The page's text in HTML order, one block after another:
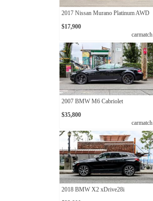
2017 Nissan Murano Platinum AWD
$17,900
carmatch
2007 BMW M6 Cabriolet
$35,800
carmatch
2018 BMW X2 xDrive28i